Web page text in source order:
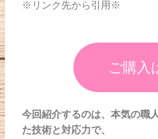
※リンク先から引用※
ご購入
今回紹介するのは、本気の職
た技術と対応力で、